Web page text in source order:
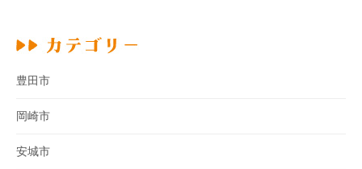
豊田市
岡崎市
安城市